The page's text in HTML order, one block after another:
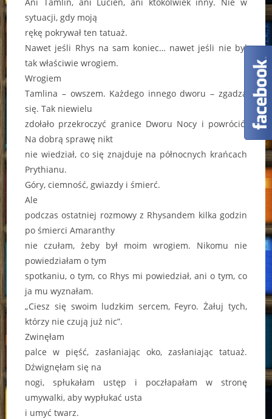
sytuacji, gdy moją
rękę pokrywał ten tatuaż.
Nawet jeśli Rhys na sam koniec… nawet jeśli nie był
tak właściwie wrogiem.
Wrogiem
Tamlina – owszem. Każdego innego dworu – zgadza
się. Tak niewielu
zdołało przekroczyć granice Dworu Nocy i powrócić.
Na dobrą sprawę nikt
nie wiedział, co się znajduje na północnych krańcach
Prythianu.
Góry, ciemność, gwiazdy i śmierć.
Ale
podczas ostatniej rozmowy z Rhysandem kilka godzin
po śmierci Amaranthy
nie czułam, żeby był moim wrogiem. Nikomu nie
powiedziałam o tym
spotkaniu, o tym, co Rhys mi powiedział, ani o tym, co
ja mu wyznałam.
„Ciesz się swoim ludzkim sercem, Feyro. Żałuj tych,
którzy nie czują już nic”.
Zwinęłam
palce w pięść, zasłaniając oko, zasłaniając tatuaż.
Dźwignęłam się na
nogi, spłukałam ustęp i poczłapałam w stronę
umywalki, aby wypłukać usta
i umyć twarz.